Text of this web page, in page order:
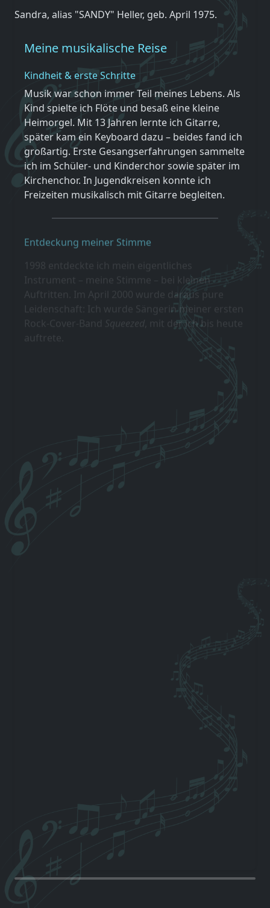
Sandra, alias "SANDY" Heller, geb. April 1975.
Meine musikalische Reise
Kindheit & erste Schritte
Musik war schon immer Teil meines Lebens. Als
Kind spielte ich Flöte und besaß eine kleine
Heimorgel. Mit 13 Jahren lernte ich Gitarre,
später kam ein Keyboard dazu – beides fand ich
großartig. Erste Gesangserfahrungen sammelte
ich im Schüler- und Kinderchor sowie später im
Kirchenchor. In Jugendkreisen konnte ich
Freizeiten musikalisch mit Gitarre begleiten.
Entdeckung meiner Stimme
Instrument – meine Stimme – bei kleinen
Auftritten. Im April 2000 wurde daraus pure
Leidenschaft: Ich wurde Sängerin meiner ersten
Rock-Cover-BandSqueezed , mit der ich bis heute
auftrete.